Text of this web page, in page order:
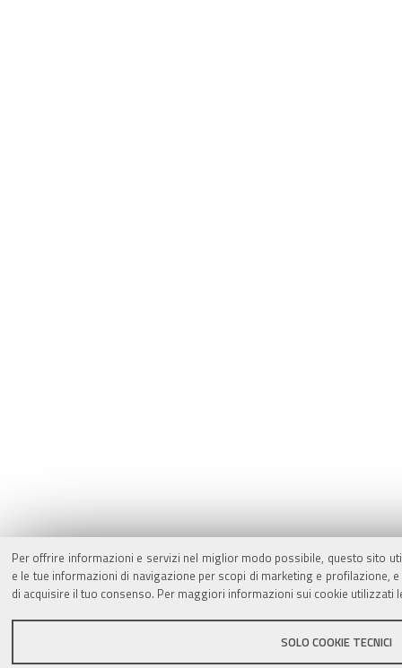
Per offrire informazioni e servizi nel miglior modo possibile, questo sito
e le tue informazioni di navigazione per scopi di marketing e
di acquisire il tuo consenso. Per maggiori informazioni sui cookie utilizzati
SOLO COOKIE TECNICI